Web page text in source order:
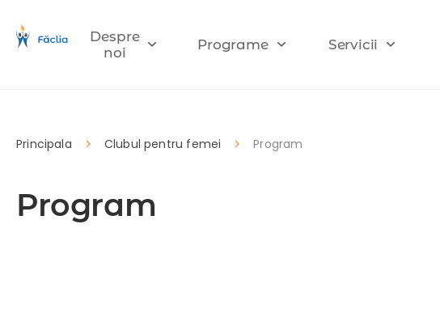
Despre
noi
Programe Servicii
Principala Clubul pentru femei Program
Program